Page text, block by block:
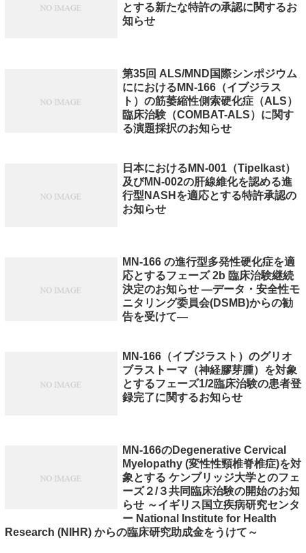
とする新たな特許の承認に関するお
知らせ
第35回 ALS/MND国際シンポジウム
ににおけるMN-166（イブジラス
ト）の筋萎縮性側索硬化症（ALS）
臨床治験（COMBAT-ALS）に関す
る演題採択のお知らせ
日本におけるMN-001（Tipelkast）
及びMN-002の肝線維化を認める進
行型NASHを適応とする特許承認の
お知らせ
MN-166 の進行型多発性硬化症を適
応とするフェーズ 2b 臨床治験継続
決定のお知らせ ―データ・安全性モ
ニタリング委員会(DSMB)からの勧
告を受けて―
MN-166（イブジラスト）のグリオ
ブラストーマ（神経膠芽腫）を対象
とするフェーズ1/2臨床治験の患者登
録完了に関するお知らせ
MN-166のDegenerative Cervical
Myelopathy (変性性頸椎脊椎症)を対
象とする ケンブリッジ大学とのフェ
ーズ２/３共同臨床治験の開始のお知
らせ ～イギリス国立疾病研究センタ
ー National Institute for Health
Research (NIHR) からの臨床研究助成金をうけて～